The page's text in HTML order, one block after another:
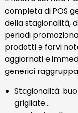
completa di POS
della stagionalità,
periodi
prodotti e farvi
aggiornati e
generici
Stagionalità:
grigliate...